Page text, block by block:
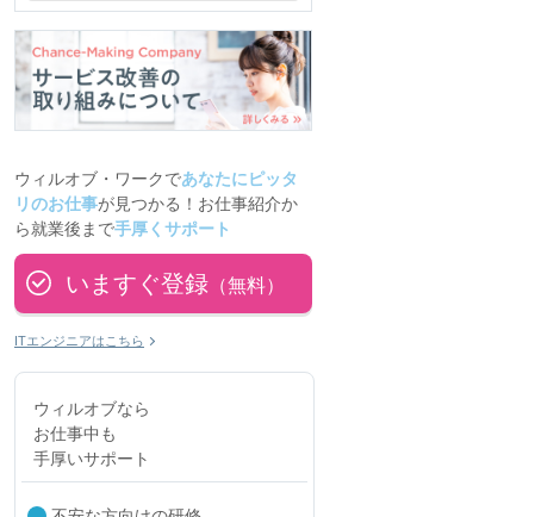
ウィルオブ・ワークであなたにピッタ
リのお仕事が見つかる！お仕事紹介か
ら就業後まで手厚くサポート
いますぐ登録 （無料）
ITエンジニアはこちら
ウィルオブなら
お仕事中も
手厚いサポート